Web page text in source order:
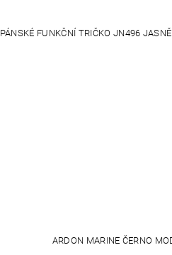
PÁNSKÉ FUNKČNÍ TRIČKO JN496
ARDON MARINE ČERNO